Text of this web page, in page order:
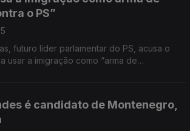
o PS”
futuro líder parlamentar do PS, acusa o
usar a imigração como “arma de
é candidato de Montenegro,